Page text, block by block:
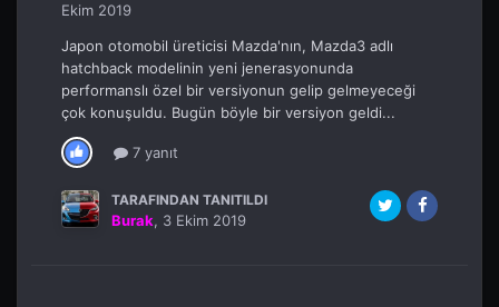
Ekim 2019
Japon otomobil üreticisi Mazda'nın, Mazda3 adlı
hatchback modelinin yeni jenerasyonunda
performanslı özel bir versiyonun gelip gelmeyeceği
çok konuşuldu. Bugün böyle bir versiyon geldi...
7 yanıt
TARAFINDAN TANITILDI
Burak, 3 Ekim 2019